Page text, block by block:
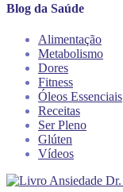
Blog da Saúde
Alimentação
Metabolismo
Dores
Fitness
Óleos Essenciais
Receitas
Ser Pleno
Glúten
Vídeos